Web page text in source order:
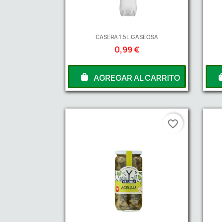
CASERA 1.5L.GASEOSA
0,99 €
AGREGAR AL CARRITO
favorite_border